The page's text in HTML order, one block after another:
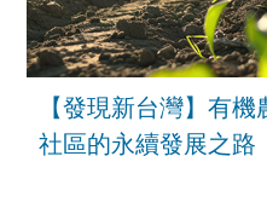
【發現新台灣】有
社區的永續發展之路